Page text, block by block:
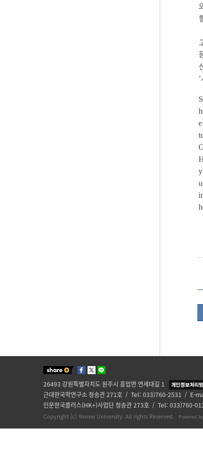
26493 강원특별자치도 원주시 흥업면 연세대길 1
근대한국학연구소 청송관 271호 / Tel: 033)760-2531 / E-
인문한국플러스(HK+)사업단 청송관 273호 / Tel: 033)760-
Copyright (c) Yonsei University. All rights Reserved. Powered